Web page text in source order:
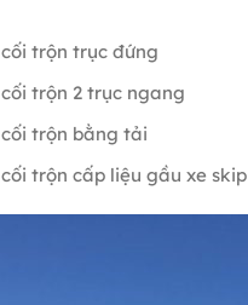
trộn trục đứng
trộn 2 trục ngang
trộn bằng tải
trộn cấp liệu gầu xe skip